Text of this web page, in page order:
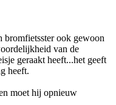
ook gewoon
van de
geraakt heeft...het geeft
heeft.
moet hij opnieuw